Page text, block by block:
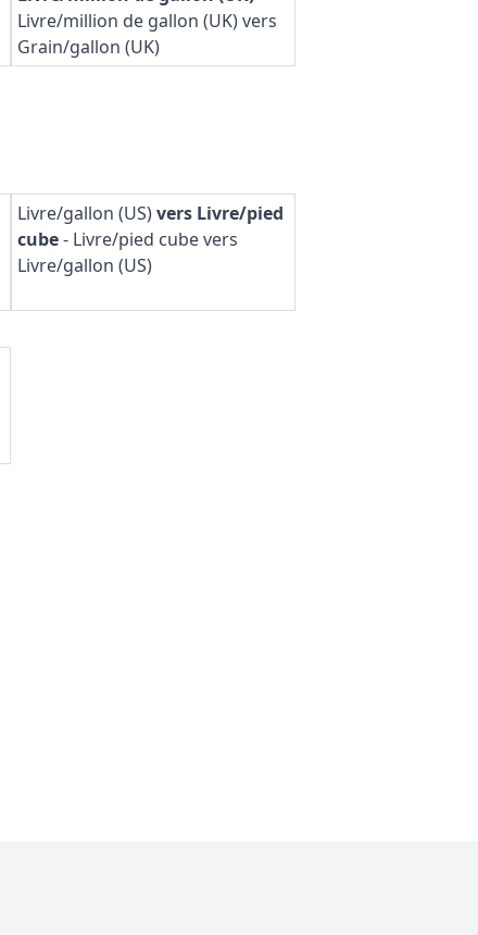
Livre/million de gallon (UK) vers
Grain/gallon (UK)
Livre/gallon (US)vers Livre/pied
cube- Livre/pied cube vers
Livre/gallon (US)